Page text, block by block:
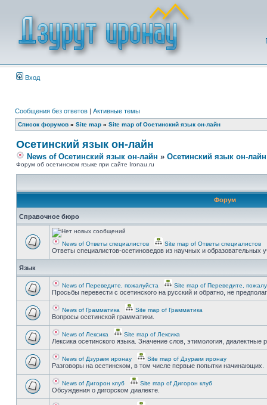
Вход
Сообщения без ответов | Активные темы
Список форумов » Site map » Site map of Осетинский язык он-лайн
Осетинский язык он-лайн
News of Осетинский язык он-лайн » Осетинский язык он-лайн
Форум об осетинском языке при сайте Ironau.ru
Форум
Справочное бюро
News of Ответы специалистов Site map of Ответы специалистов
Ответы специалистов-осетиноведов из научных и
Язык
News of Переведите, пожалуйста Site map of Переведите,
Просьбы перевести с осетинского на русский и обратно, не
News of Грамматика Site map of Грамматика
Вопросы осетинской грамматики.
News of Лексика Site map of Лексика
Лексика осетинского языка. Значение слов, этимология, диалектные
News of Дзурæм иронау Site map of Дзурæм иронау
Разговоры на осетинском, в том числе первые попытки начинающих.
News of Дигорон клуб Site map of Дигорон клуб
Обсуждения о дигорском диалекте.